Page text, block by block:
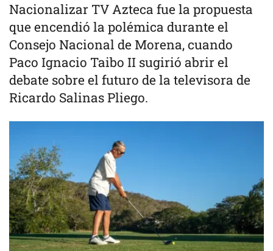
Nacionalizar TV Azteca fue la propuesta
que encendió la polémica durante el
Consejo Nacional de Morena, cuando
Paco Ignacio Taibo II sugirió abrir el
debate sobre el futuro de la televisora de
Ricardo Salinas Pliego.